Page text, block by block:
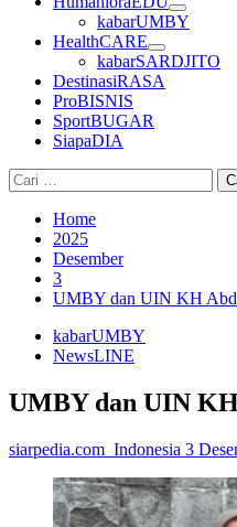
kabarUMBY
HealthCARE
kabarSARDJITO
DestinasiRASA
ProBISNIS
SportBUGAR
SiapaDIA
Cari
untuk:
Home
2025
Desember
3
UMBY dan UIN KH
kabarUMBY
NewsLINE
UMBY dan UIN
siarpedia.com_Indonesia 3